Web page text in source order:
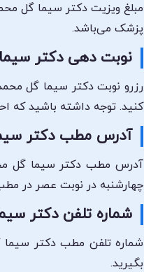
مبلغ ویزیت دکتر سیما گل
پزشک می‌باشد.
نوبت دهی دکتر
رزرو نوبت دکتر سیما گل
کنید. توجه داشته باشید که
آدرس مطب دکتر
آدرس مطب دکتر سیما گل
چهارشنبه در نوبت عصر در
شماره تلفن دکتر
بگیرید.